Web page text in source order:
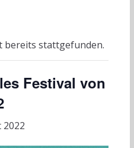
bereits stattgefunden.
Festival von
2022